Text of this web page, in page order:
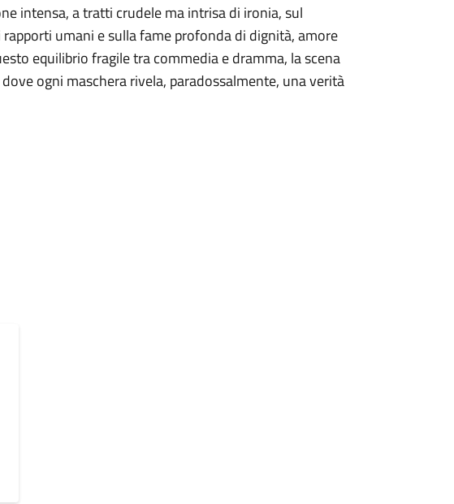
intensa, a tratti crudele ma intrisa di ironia, sul
umani e sulla fame profonda di dignità, amore
equilibrio fragile tra commedia e dramma, la scena
ogni maschera rivela, paradossalmente, una verità